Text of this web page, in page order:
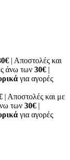
| Αποστολές και
άνω των 30€ |
για αγορές
| Αποστολές και με
των 30€ |
για αγορές